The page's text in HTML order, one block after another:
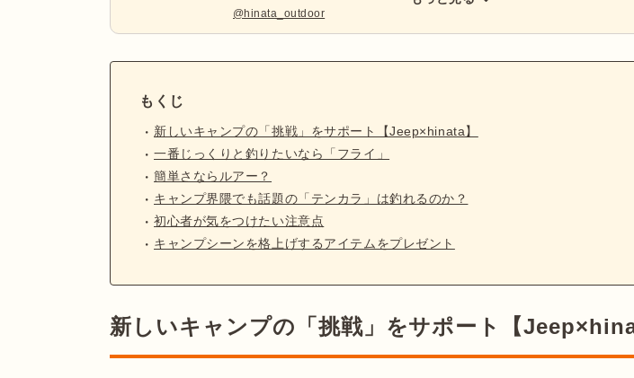
@hinata_outdoor
もくじ
新しいキャンプの「挑戦」をサポート【Jeep×hinata】
一番じっくりと釣りたいなら「フライ」
簡単さならルアー？
キャンプ界隈でも話題の「テンカラ」は釣れるのか？
初心者が気をつけたい注意点
キャンプシーンを格上げするアイテムをプレゼント
新しいキャンプの「挑戦」をサポート【